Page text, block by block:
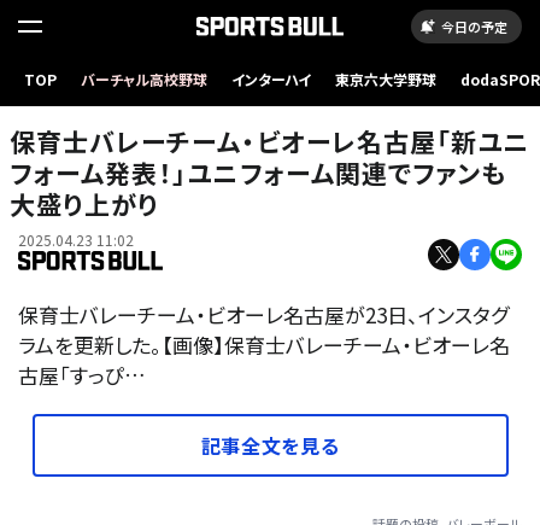
今日の予定
TOP バーチャル高校野球 インターハイ 東京六大学野球
保育士バレーチーム・ビオーレ名古屋「新ユニ
フォーム発表！」ユニフォーム関連でファンも
大盛り上がり
2025.04.23 11:02
保育士バレーチーム・ビオーレ名古屋が23日、インスタグ
ラムを更新した。【画像】保育士バレーチーム・ビオーレ名
古屋「すっぴ…
記事全文を見る